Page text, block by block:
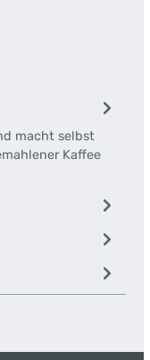
macht selbst
Kaffee